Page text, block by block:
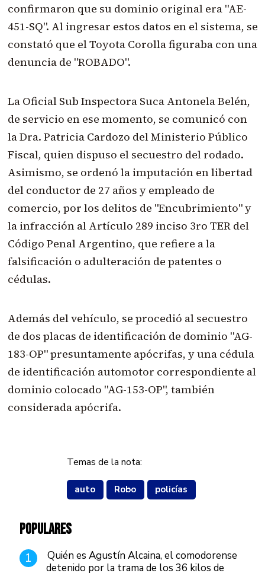
confirmaron que su dominio original era "AE-
451-SQ". Al ingresar estos datos en el sistema, se
constató que el Toyota Corolla figuraba con una
denuncia de "ROBADO".
La Oficial Sub Inspectora Suca Antonela Belén,
de servicio en ese momento, se comunicó con
la Dra. Patricia Cardozo del Ministerio Público
Fiscal, quien dispuso el secuestro del rodado.
Asimismo, se ordenó la imputación en libertad
del conductor de 27 años y empleado de
comercio, por los delitos de "Encubrimiento" y
la infracción al Artículo 289 inciso 3ro TER del
Código Penal Argentino, que refiere a la
falsificación o adulteración de patentes o
cédulas.
Además del vehículo, se procedió al secuestro
de dos placas de identificación de dominio "AG-
183-OP" presuntamente apócrifas, y una cédula
de identificación automotor correspondiente al
dominio colocado "AG-153-OP", también
considerada apócrifa.
Temas de la nota:
auto Robo policías
POPULARES
1
Quién es Agustín Alcaina, el comodorense
detenido por la trama de los 36 kilos de